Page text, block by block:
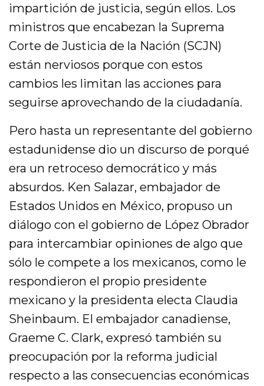
impartición de justicia, según ellos. Los
ministros que encabezan la Suprema
Corte de Justicia de la Nación (SCJN)
están nerviosos porque con estos
cambios les limitan las acciones para
seguirse aprovechando de la ciudadanía.
Pero hasta un representante del gobierno
estadunidense dio un discurso de porqué
era un retroceso democrático y más
absurdos. Ken Salazar, embajador de
Estados Unidos en México, propuso un
diálogo con el gobierno de López Obrador
para intercambiar opiniones de algo que
sólo le compete a los mexicanos, como le
respondieron el propio presidente
mexicano y la presidenta electa Claudia
Sheinbaum. El embajador canadiense,
Graeme C. Clark, expresó también su
preocupación por la reforma judicial
respecto a las consecuencias económicas